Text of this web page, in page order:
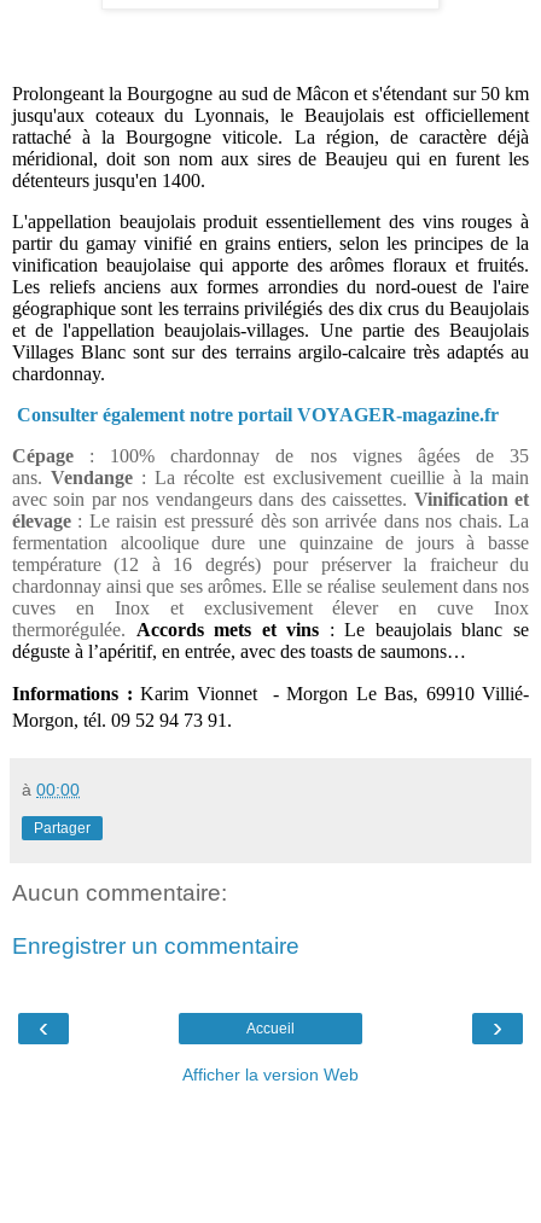
Prolongeant la Bourgogne au sud de Mâcon et s'étendant sur 50 km
jusqu'aux coteaux du Lyonnais, le Beaujolais est officiellement
rattaché à la Bourgogne viticole. La région, de caractère déjà
méridional, doit son nom aux sires de Beaujeu qui en furent les
détenteurs jusqu'en 1400.
L'appellation beaujolais produit essentiellement des vins rouges à
partir du gamay vinifié en grains entiers, selon les principes de la
vinification beaujolaise qui apporte des arômes floraux et fruités.
Les reliefs anciens aux formes arrondies du nord-ouest de l'aire
géographique sont les terrains privilégiés des dix crus du Beaujolais
et de l'appellation beaujolais-villages. Une partie des Beaujolais
Villages Blanc sont sur des terrains argilo-calcaire très adaptés au
chardonnay.
Consulter également notre portail VOYAGER-magazine.fr
Cépage : 100% chardonnay de nos vignes âgées de 35
ans.Vendange : La récolte est exclusivement cueillie à la main
avec soin par nos vendangeurs dans des caissettes. Vinification et
élevage : Le raisin est pressuré dès son arrivée dans nos chais. La
fermentation alcoolique dure une quinzaine de jours à basse
température (12 à 16 degrés) pour préserver la fraicheur du
chardonnay ainsi que ses arômes. Elle se réalise seulement dans nos
cuves en Inox et exclusivement élever en cuve Inox
thermorégulée. Accords mets et vins : Le beaujolais blanc se
déguste à l’apéritif, en entrée, avec des toasts de saumons…
Informations : Karim Vionnet - Morgon Le Bas, 69910 Villié-
Morgon, tél. 09 52 94 73 91.
à 00:00
Partager
Aucun commentaire:
Enregistrer un commentaire
‹ ›
Accueil
Afficher la version Web